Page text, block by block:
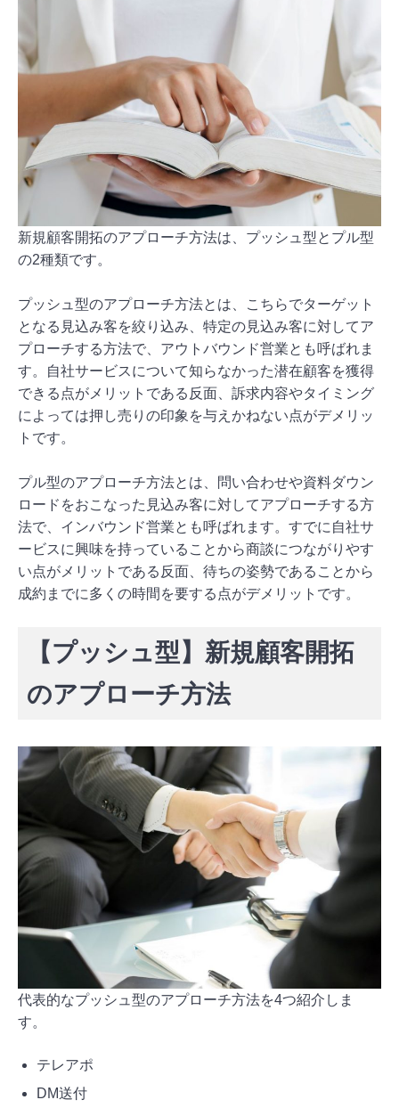
新規顧客開拓のアプローチ方法は、プッシュ型とプル型
の2種類です。
プッシュ型のアプローチ方法とは、こちらでターゲット
となる見込み客を絞り込み、特定の見込み客に対してア
プローチする方法で、アウトバウンド営業とも呼ばれま
す。自社サービスについて知らなかった潜在顧客を獲得
できる点がメリットである反面、訴求内容やタイミング
によっては押し売りの印象を与えかねない点がデメリッ
トです。
プル型のアプローチ方法とは、問い合わせや資料ダウン
ロードをおこなった見込み客に対してアプローチする方
法で、インバウンド営業とも呼ばれます。すでに自社サ
ービスに興味を持っていることから商談につながりやす
い点がメリットである反面、待ちの姿勢であることから
成約までに多くの時間を要する点がデメリットです。
【プッシュ型】新規顧客開拓
のアプローチ方法
代表的なプッシュ型のアプローチ方法を4つ紹介しま
す。
テレアポ
DM送付